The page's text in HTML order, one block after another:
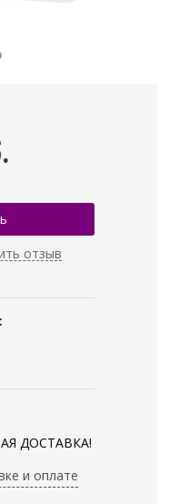
отзыв
ДОСТАВКА!
и оплате